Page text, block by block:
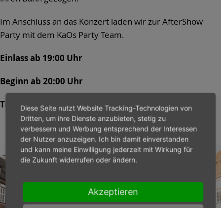
Im Anschluss an das Konzert laden wir zur AfterShow
Party mit dem KaOs Party Team.
Einlass ab 19:00 Uhr
Beginn ab 20:00 Uhr
Tickets verfügbar: filseckopen.de
Diese Seite nutzt Website Tracking-Technologien von
Dritten, um ihre Dienste anzubieten, stetig zu
verbessern und Werbung entsprechend der Interessen
der Nutzer anzuzeigen. Ich bin damit einverstanden
und kann meine Einwilligung jederzeit mit Wirkung für
die Zukunft widerrufen oder ändern.
Akzeptieren